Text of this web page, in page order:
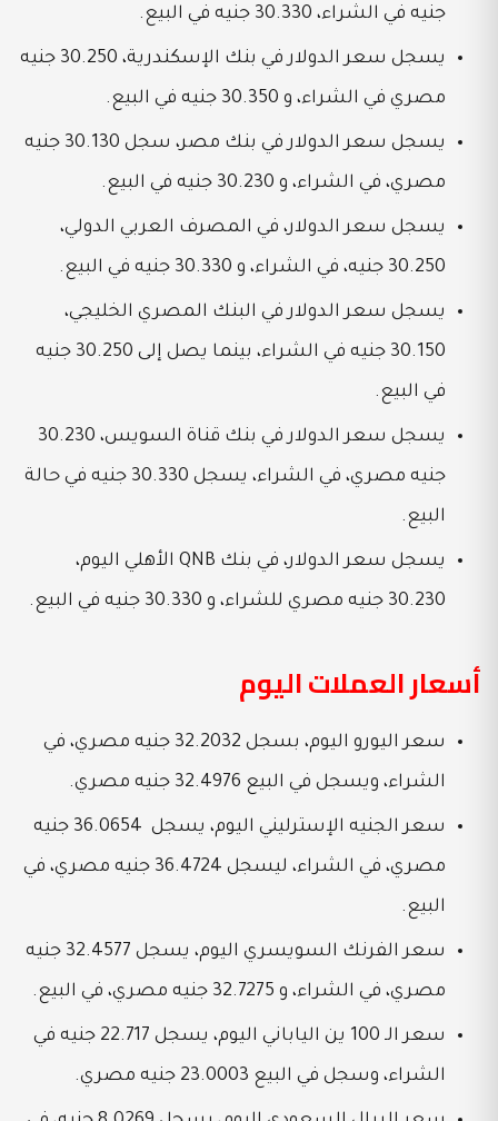
جنيه في الشراء، 30.330 جنيه في البيع.
يسجل سعر الدولار في بنك الإسكندرية، 30.250 جنيه
مصري في الشراء، و 30.350 جنيه في البيع.
يسجل سعر الدولار في بنك مصر، سجل 30.130 جنيه
مصري، في الشراء، و 30.230 جنيه في البيع.
يسجل سعر الدولار، في المصرف العربي الدولي،
30.250 جنيه، في الشراء، و
30.330 جنيه في البيع.
يسجل سعر الدولار في البنك المصري الخليجي،
30.150 جنيه في الشراء، بينما يصل إلى 30.250 جنيه
في البيع.
يسجل سعر الدولار في بنك قناة السويس، 30.230
جنيه مصري، في الشراء، يسجل
30.330 جنيه في حالة
البيع.
يسجل سعر الدولار، في بنك QNB الأهلي اليوم،
30.230 جنيه مصري للشراء، و 30.330 جنيه في البيع.
أسعار العملات اليوم
سعر اليورو اليوم، بسجل 32.2032 جنيه مصري، في
الشراء، ويسجل في البيع 32.4976 جنيه مصري.
سعر الجنيه الإسترليني اليوم، يسجل 36.0654 جنيه
مصري، في الشراء، ليسجل 36.4724 جنيه مصري، في
البيع.
سعر الفرنك السويسري اليوم، يسجل 32.4577 جنيه
مصري، في الشراء، و 32.7275 جنيه مصري، في البيع.
سعر الـ 100 ين الياباني اليوم، يسجل 22.717 جنيه في
الشراء، وسجل في البيع 23.0003 جنيه مصري.